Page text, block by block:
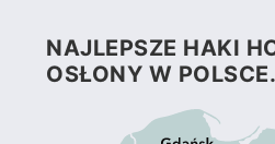
NAJLEPSZE HAKI
OSŁONY W POLSCE.